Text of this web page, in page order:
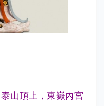
山頂上，東嶽內宮